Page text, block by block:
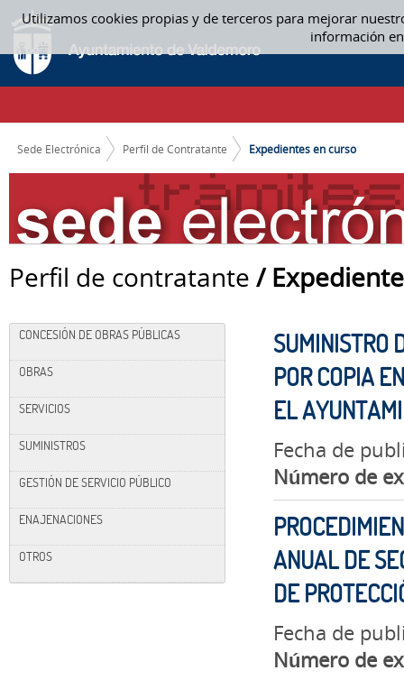
Utilizamos cookies propias y de terceros para mejorar
información
Saltar al contenido
EXPEDIENTES EN CURSO
CAMINO DE MIGAS
Sede Electrónica Perfil de Contratante Expedientes en curso
Perfil de contratante /
CONCESIÓN DE OBRAS PÚBLICAS
OBRAS
SERVICIOS
SUMINISTROS
GESTIÓN DE SERVICIO PÚBLICO
ENAJENACIONES
OTROS
SUMINISTRO
POR COPIA
EL
Fecha de
Número de
ANUAL DE
DE
Fecha de
Número de